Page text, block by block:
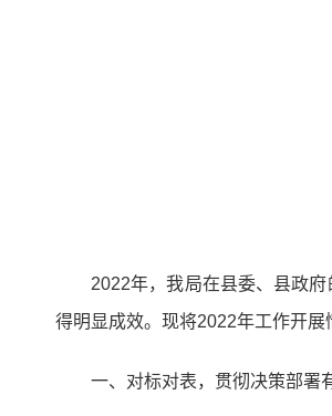
2022年，我局在县委、县政
得明显成效。现将2022年工作开展
一、对标对表，贯彻决策部署